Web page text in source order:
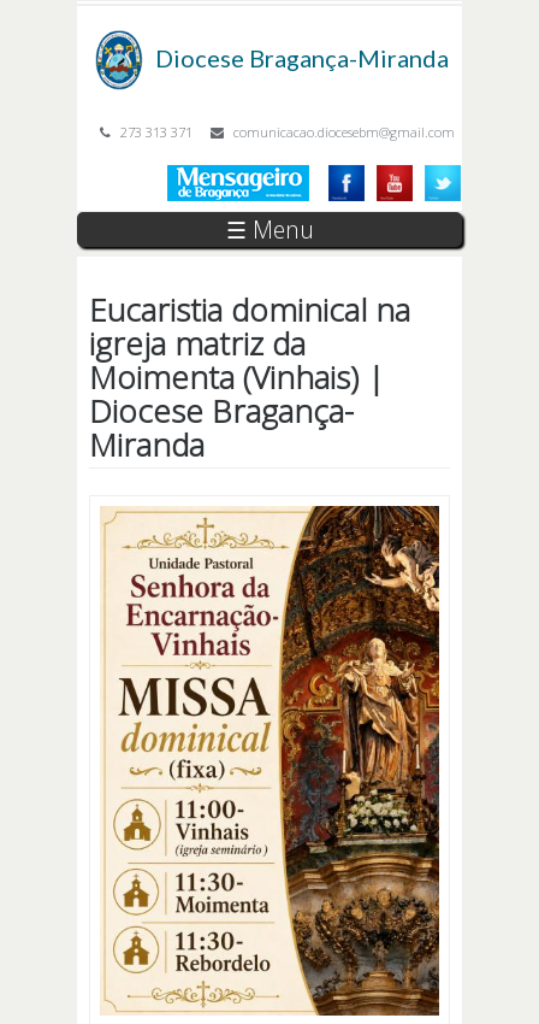
Diocese Bragança-Miranda
273 313 371 comunicacao.diocesebm@gmail.com
☰ Menu
Eucaristia dominical na
igreja matriz da
Moimenta (Vinhais) |
Diocese Bragança-
Miranda